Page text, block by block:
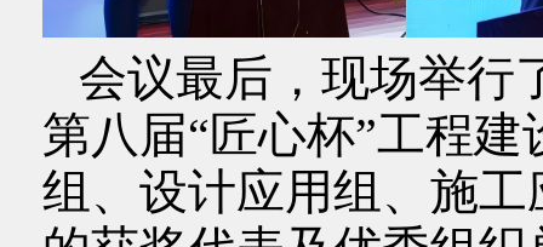
会议最后，现场举行
第八届“匠心杯”工程
组、设计应用组、施